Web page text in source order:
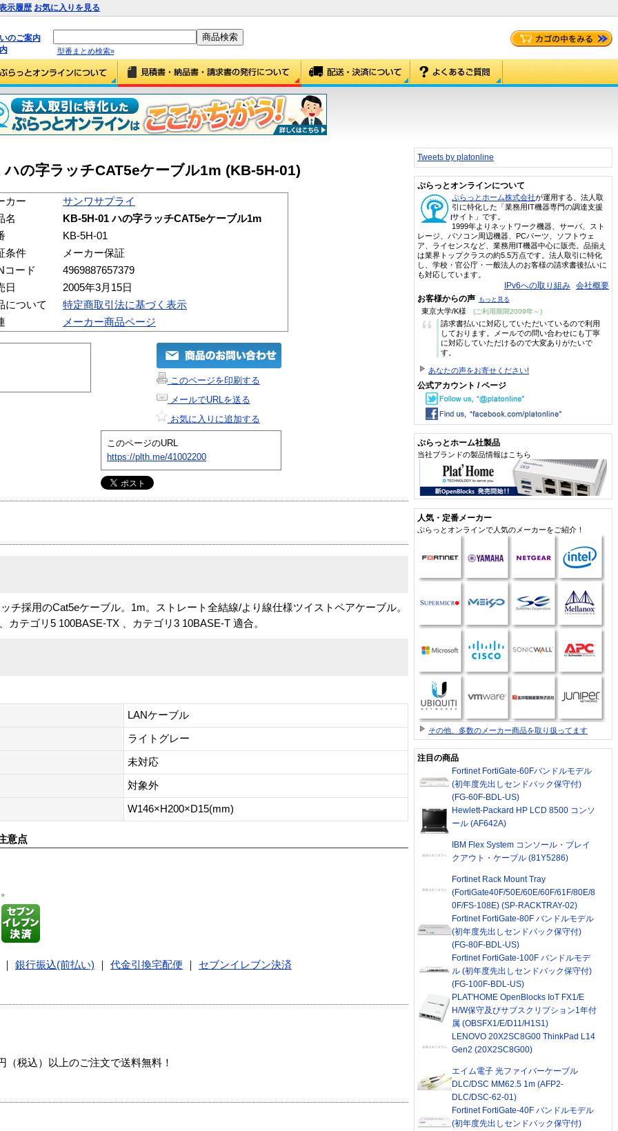
示履歴 お気に入りを見る
のご案内
型番まとめ検索»
の字ラッチCAT5eケーブル1m (KB-5H-01)
カー
サンワサプライ
名
KB-5H-01 ハの字ラッチCAT5eケーブル1m
KB-5H-01
条件
メーカー保証
コード
4969887657379
日
2005年3月15日
について
特定商取引法に基づく表示
メーカー商品ページ
このページを印刷する
メールでURLを送る
お気に入りに追加する
このページのURL
https://plth.me/41002200
チ採用のCat5eケーブル。1m。ストレート全結線/より線仕様ツイストペアケーブル。
カテゴリ5 100BASE-TX 、カテゴリ3 10BASE-T 適合。
LANケーブル
ライトグレー
未対応
対象外
W146×H200×D15(mm)
意点
｜ 銀行振込(前払い) ｜ 代金引換宅配便 ｜ セブンイレブン決済
税込）以上のご注文で送料無料！
Tweets by platonline
ぷらっとオンラインについて
ぷらっとホーム株式会社が運用する、法人取
引に特化した「業務用IT機器専門の調達支援
サイト」です。
1999年よりネットワーク機器、サーバ、スト
レージ、パソコン周辺機器、PCパーツ、ソフトウェ
ア、ライセンスなど、業務用IT機器中心に販売。品揃え
は業界トップクラスの約5.5万点です。法人取引に特化
し、学校・官公庁・一般法人のお客様の請求書後払いに
も対応しています。
IPv6への取り組み 会社概要
お客様からの声 もっと見る
東京大学/K様 (ご利用期間2009年～)
“
請求書払いに対応していただいているので利用
しております。メールでの問い合わせにも丁寧
に対応していただけるので大変ありがたいで
す。
あなたの声をお寄せください!
公式アカウント / ページ
ぷらっとホーム社製品
当社ブランドの製品情報はこちら
人気・定番メーカー
ぷらっとオンラインで人気のメーカーをご紹介！
その他、多数のメーカー商品を取り扱ってます
注目の商品
Fortinet FortiGate-60Fバンドルモデル
(初年度先出しセンドバック保守付)
(FG-60F-BDL-US)
Hewlett-Packard HP LCD 8500 コンソ
ール (AF642A)
IBM Flex System コンソール・ブレイ
クアウト・ケーブル (81Y5286)
Fortinet Rack Mount Tray
(FortiGate40F/50E/60E/60F/61F/80E/8
0F/FS-108E) (SP-RACKTRAY-02)
Fortinet FortiGate-80F バンドルモデル
(初年度先出しセンドバック保守付)
(FG-80F-BDL-US)
Fortinet FortiGate-100F バンドルモデ
ル (初年度先出しセンドバック保守付)
(FG-100F-BDL-US)
PLAT'HOME OpenBlocks IoT FX1/E
H/W保守及びサブスクリプション1年付
属 (OBSFX1/E/D11/H1S1)
LENOVO 20X2SC8G00 ThinkPad L14
Gen2 (20X2SC8G00)
エイム電子 光ファイバーケーブル
DLC/DSC MM62.5 1m (AFP2-
DLC/DSC-62-01)
Fortinet FortiGate-40F バンドルモデル
(初年度先出しセンドバック保守付)